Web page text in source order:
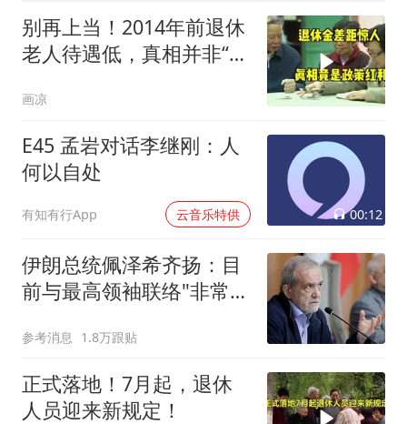
别再上当！2014年前退休
老人待遇低，真相并非“历
画凉
E45 孟岩对话李继刚：人
何以自处
有知有行App 云音乐特供 00:12
伊朗总统佩泽希齐扬：目
前与最高领袖联络"非常困
参考消息 1.8万跟贴
正式落地！7月起，退休
人员迎来新规定！